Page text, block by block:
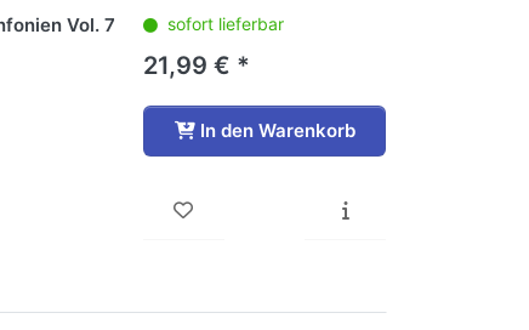
Vol. 7 sofort lieferbar
21,99 € *
In den Warenkorb